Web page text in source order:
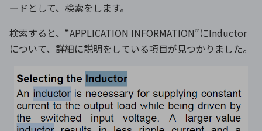
ードとして、検索をします。
検索すると、“APPLICATION INFORMATION”にInductor
について、詳細に説明をしている項目が見つかりました。